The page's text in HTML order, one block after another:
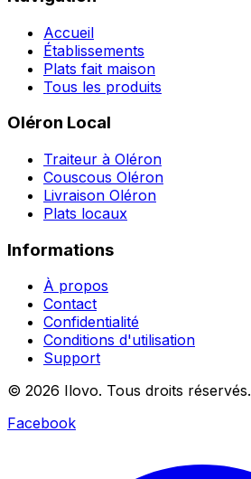
Accueil
Établissements
Plats fait maison
Tous les produits
Oléron Local
Traiteur à Oléron
Couscous Oléron
Livraison Oléron
Plats locaux
Informations
À propos
Contact
Confidentialité
Conditions d'utilisation
Support
© 2026 Ilovo. Tous droits réservés.
Facebook